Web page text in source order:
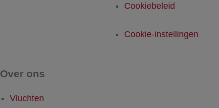
Cookiebeleid
Cookie-instellingen
Over ons
Vluchten